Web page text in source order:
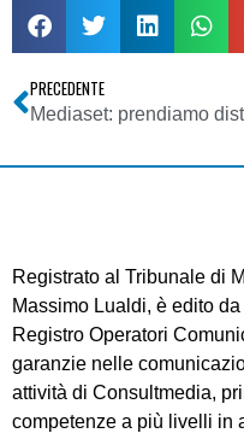
PRECEDENTE
Registrato al Tribunale di
Massimo Lualdi, è edito
Registro Operatori
garanzie nelle
attività di Consultmedia,
competenze a più livelli in